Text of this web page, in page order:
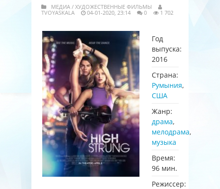
МЕДИА / ХУДОЖЕСТВЕННЫЕ ФИЛЬМЫ
TVOYASKALA
04-01-2020, 23:14 0 1 702
Год
выпуска:
2016
Страна:
Румыния,
США
Жанр:
драма,
мелодрама,
музыка
Время:
96 мин.
Режиссер: